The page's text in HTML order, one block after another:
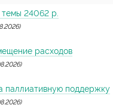
24062 р.
расходов
паллиативную поддержку